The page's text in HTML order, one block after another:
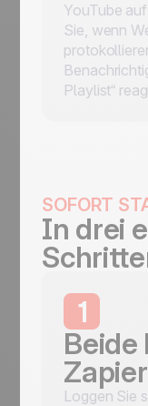
YouTube
Sie, wenn
Playlist“
SOFORT
In drei
1
Beide
Loggen Sie